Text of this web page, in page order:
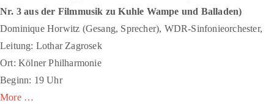
Nr. 3 aus der Filmmusik zuKuhle Wampe und Balladen)
Dominique Horwitz (Gesang, Sprecher), WDR-Sinfonieorchester,
Leitung: Lothar Zagrosek
Ort: Kölner Philharmonie
Beginn: 19 Uhr
More …